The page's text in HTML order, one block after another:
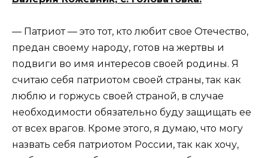
— Патриот — это тот, кто любит свое Отечество,
предан своему народу, готов на жертвы и
подвиги во имя интересов своей родины. Я
считаю себя патриотом своей страны, так как
люблю и горжусь своей страной, в случае
необходимости обязательно буду защищать ее
от всех врагов. Кроме этого, я думаю, что могу
назвать себя патриотом России, так как хочу,